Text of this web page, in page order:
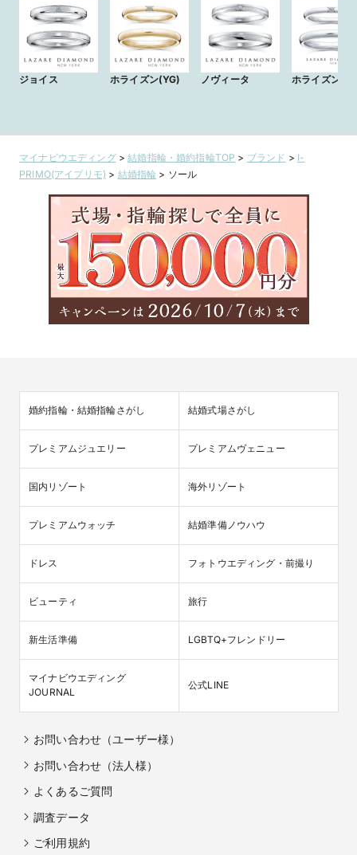
ジョイス ホライズン(YG) ノヴィータ ホライズン
マイナビウエディング>結婚指輪・婚約指輪TOP > ブランド > I-
PRIMO(アイプリモ) > 結婚指輪 > ソール
婚約指輪・結婚指輪さがし 結婚式場さがし
プレミアムジュエリー プレミアムヴェニュー
国内リゾート 海外リゾート
プレミアムウォッチ 結婚準備ノウハウ
ドレス フォトウエディング・前撮り
ビューティ 旅行
新生活準備 LGBTQ+フレンドリー
マイナビウエディング
JOURNAL
公式LINE
お問い合わせ（ユーザー様）
お問い合わせ（法人様）
よくあるご質問
調査データ
ご利用規約